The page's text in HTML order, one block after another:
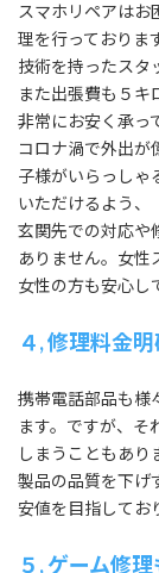
スマホリペアはお
理を行っておりま
技術を持ったスタ
また出張費も５キ
非常にお安く承っ
コロナ渦で外出が
子様がいらっしゃ
いただけるよう、
玄関先での対応や
ありません。女性
女性の方も安心し
４, 修理料金
携帯電話部品も様
ます。ですが、そ
しまうこともあり
製品の品質を下げ
安値を目指してお
５, ゲーム修